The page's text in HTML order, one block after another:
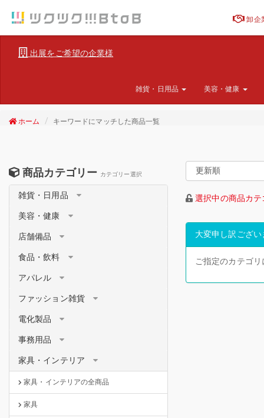
卸企
出展をご希望の企業様
雑貨・日用品 美容・健康
ホーム キーワードにマッチした商品一覧
商品カテゴリー カテゴリー選択
雑貨・日用品
美容・健康
店舗備品
食品・飲料
アパレル
ファッション雑貨
電化製品
事務用品
家具・インテリア
家具・インテリアの全商品
家具
選択中の商品カ
大変申し訳ござい
ご指定のカテゴ